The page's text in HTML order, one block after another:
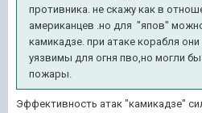
противника. не скажу как в
американцев .но для "япов"
камикадзе. при атаке корабля
уязвимы для огня пво,но могли бы
пожары.
Эффективность атак "камикадзе"